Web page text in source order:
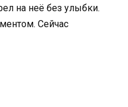
на неё без улыбки.
Сейчас